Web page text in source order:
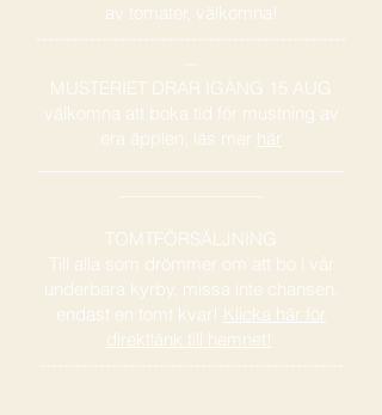
av tomater, välkomna!
MUSTERIET DRAR IGÅNG 15 AUG
välkomna att boka tid för mustning av
era äpplen, läs mer här
TOMTFÖRSÄLJNING
Till alla som drömmer om att bo i vår
underbara kyrby, missa inte chansen,
endast en tomt kvar! Klicka här för
direktlänk till hemnet!